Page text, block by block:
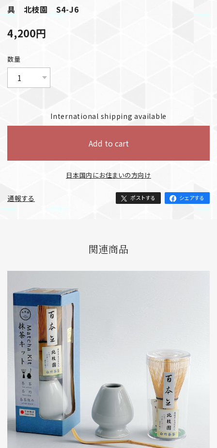
具 北枝園 S4-J6
4,200円
数量
International shipping available
Add to cart
日本国内にお住まいの方向け
通報する ポストする シェアする
関連商品